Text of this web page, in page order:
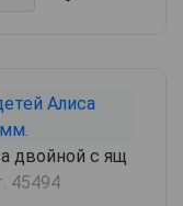
двойной с ящ
45494